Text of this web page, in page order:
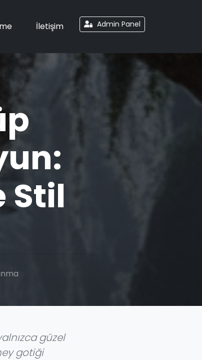
İletişim Admin Panel
Stil
güzel
gotiği